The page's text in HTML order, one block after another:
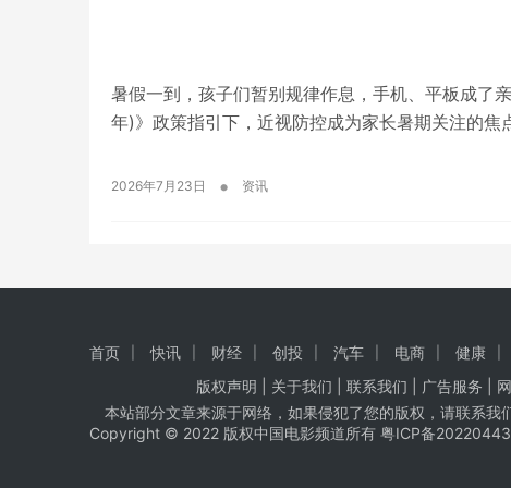
暑假一到，孩子们暂别规律作息，手机、平板成了
年)》政策指引下，近视防控成为家长暑期关注的
2026年7月23日 • 资讯
首页 快讯 财经 创投 汽车 电商 健康
版权声明 | 关于我们 联系我们 | 广告服务 |
本站部分文章来源于网络，如果侵犯了您的版权，请联系我
Copyright © 2022 版权中国电影频道所有 粤ICP备